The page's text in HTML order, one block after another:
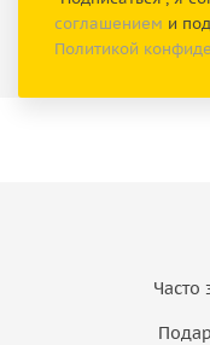
соглашением и
Политикой
Часто